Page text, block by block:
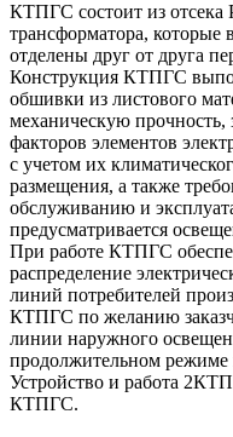
КТПГС состоит из
трансформатора,
отделены друг от друга
Конструкция КТПГС
обшивки из листового
механическую прочность,
факторов элементов
с учетом их
размещения, а также
обслуживанию и
предусматривается
При работе КТПГС
распределение
линий потребителей
КТПГС по желанию
линии наружного
продолжительном
Устройство и работа
КТПГС.